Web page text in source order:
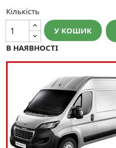
Кількість
У КОШИК
В НАЯВНОСТІ